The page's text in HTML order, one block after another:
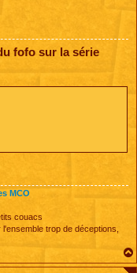
fofo sur la série
MCO
couacs
trop de déceptions,